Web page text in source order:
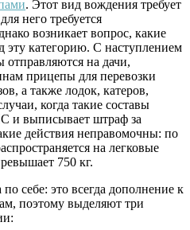
. Этот вид вождения требует
него требуется
возникает вопрос, какие
категорию. С наступлением
на дачи,
прицепы для перевозки
а также лодок, катеров,
когда такие составы
и выписывает штраф за
действия неправомочны: по
на легковые
750 кг.
себе: это всегда дополнение к
поэтому выделяют три